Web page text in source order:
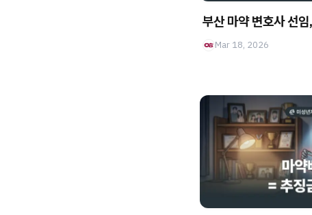
부산 마약 변호사 선
Mar 18, 2026